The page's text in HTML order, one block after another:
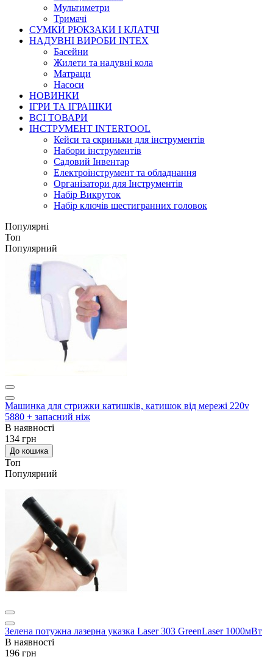
Мультиметри
Тримачі
СУМКИ РЮКЗАКИ І КЛАТЧІ
НАДУВНІ ВИРОБИ INTEX
Басейни
Жилети та надувні кола
Матраци
Насоси
НОВИНКИ
ІГРИ ТА ІГРАШКИ
ВСІ ТОВАРИ
ІНСТРУМЕНТ INTERTOOL
Кейси та скриньки для інструментів
Набори інструментів
Садовий Інвентар
Електроінструмент та обладнання
Організатори для Інструментів
Набір Викруток
Набір ключів шестигранних головок
Популярні
Топ
Популярний
Машинка для стрижки катишків, катишок від мережі 220v
5880 + запасний ніж
В наявності
134 грн
До кошика
Топ
Популярний
Зелена потужна лазерна указка Laser 303 GreenLaser 1000мВт
В наявності
196 грн